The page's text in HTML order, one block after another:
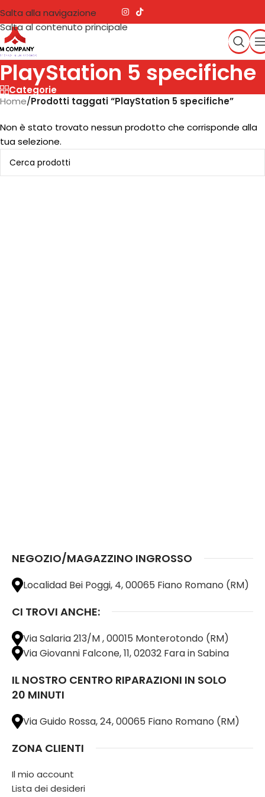
Salta alla navigazione
Salta al contenuto principale
PlayStation 5 specifiche
Categorie
Home/Prodotti taggati “PlayStation 5 specifiche”
Non è stato trovato nessun prodotto che corrisponde alla
tua selezione.
NEGOZIO/MAGAZZINO INGROSSO
Localidad Bei Poggi, 4, 00065 Fiano Romano (RM)
CI TROVI ANCHE:
Via Salaria 213/M , 00015 Monterotondo (RM)
Via Giovanni Falcone, 11, 02032 Fara in Sabina
IL NOSTRO CENTRO RIPARAZIONI IN SOLO
20 MINUTI
Via Guido Rossa, 24, 00065 Fiano Romano (RM)
ZONA CLIENTI
Il mio account
Lista dei desideri